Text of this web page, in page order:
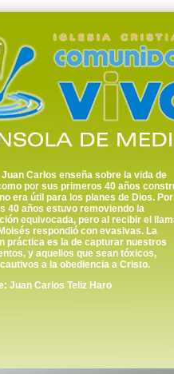
Juan Carlos enseña sobre la vida de
por sus primeros 40 años
era útil para los planes de Dios.
40 años estuvo removiendo la
equivocada, pero al recibir el
respondió con evasivas. La
práctica es la de capturar nuestros
y aquellos que sean tóxicos,
cautivos a la obediencia a Cristo.
Juan Carlos Teliz Haro